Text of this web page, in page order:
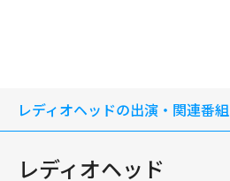
レディオヘッドの出演・関連番組
レディオヘッド